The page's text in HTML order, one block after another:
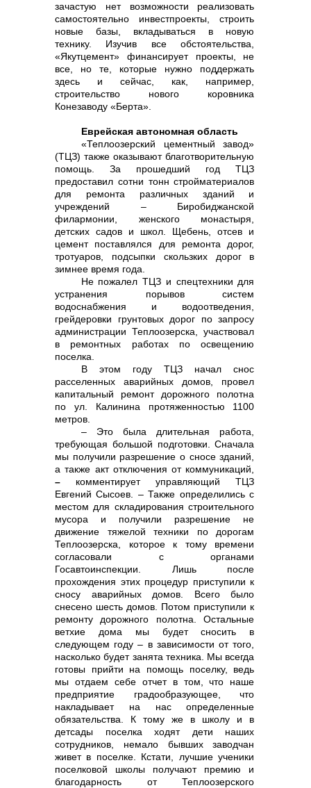
зачастую нет возможности реализовать
самостоятельно инвестпроекты, строить
новые базы, вкладываться в новую
технику. Изучив все обстоятельства,
«Якутцемент» финансирует проекты, не
все, но те, которые нужно поддержать
здесь и сейчас, как, например,
строительство нового коровника
Конезаводу «Берта».
Еврейская автономная область
«Теплоозерский цементный завод»
(ТЦЗ) также оказывают благотворительную
помощь. За прошедший год ТЦЗ
предоставил сотни тонн стройматериалов
для ремонта различных зданий и
учреждений – Биробиджанской
филармонии, женского монастыря,
детских садов и школ. Щебень, отсев и
цемент поставлялся для ремонта дорог,
тротуаров, подсыпки скользких дорог в
зимнее время года.
Не пожалел ТЦЗ и спецтехники для
устранения порывов систем
водоснабжения и водоотведения,
грейдеровки грунтовых дорог по запросу
администрации Теплоозерска, участвовал
в ремонтных работах по освещению
поселка.
В этом году ТЦЗ начал снос
расселенных аварийных домов, провел
капитальный ремонт дорожного полотна
по ул. Калинина протяженностью 1100
метров.
– Это была длительная работа,
требующая большой подготовки. Сначала
мы получили разрешение о сносе зданий,
а также акт отключения от коммуникаций,
– комментирует управляющий ТЦЗ
Евгений Сысоев. – Также определились с
местом для складирования строительного
мусора и получили разрешение не
движение тяжелой техники по дорогам
Теплоозерска, которое к тому времени
согласовали с органами
Госавтоинспекции. Лишь после
прохождения этих процедур приступили к
сносу аварийных домов. Всего было
снесено шесть домов. Потом приступили к
ремонту дорожного полотна. Остальные
ветхие дома мы будет сносить в
следующем году – в зависимости от того,
насколько будет занята техника. Мы всегда
готовы прийти на помощь поселку, ведь
мы отдаем себе отчет в том, что наше
предприятие градообразующее, что
накладывает на нас определенные
обязательства. К тому же в школу и в
детсады поселка ходят дети наших
сотрудников, немало бывших заводчан
живет в поселке. Кстати, лучшие ученики
поселковой школы получают премию и
благодарность от Теплоозерского